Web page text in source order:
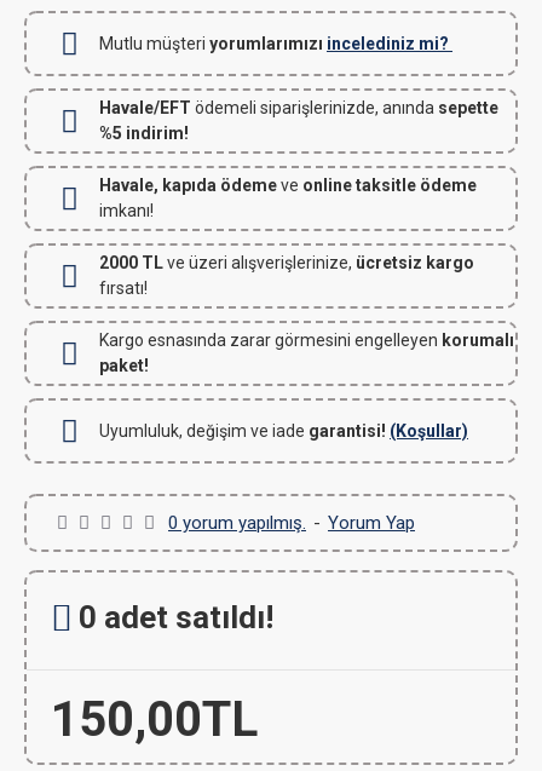
Mutlu müşteri yorumlarımızı incelediniz mi?
Havale/EFT ödemeli siparişlerinizde, anında sepette
%5 indirim!
Havale, kapıda ödemeve online taksitle ödeme
imkanı!
2000 TLve üzeri alışverişlerinize, ücretsiz kargo
fırsatı!
Kargo esnasında zarar görmesini engelleyen korumalı
paket!
Uyumluluk, değişim ve iade garantisi! (Koşullar)
0 yorum yapılmış. - Yorum Yap
150,00TL
0 adet satıldı!